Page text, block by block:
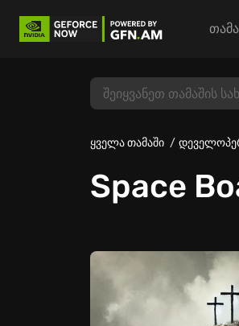
ყველა თამაში
Space